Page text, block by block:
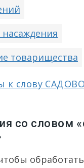
товарищества
к слову
со словом